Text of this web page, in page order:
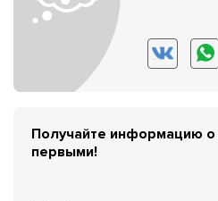
Получайте информацию о
первыми!